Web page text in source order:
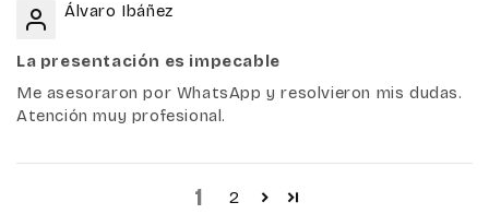
Álvaro Ibáñez
La presentación es impecable
Me asesoraron por WhatsApp y resolvieron mis dudas.
Atención muy profesional.
1 2